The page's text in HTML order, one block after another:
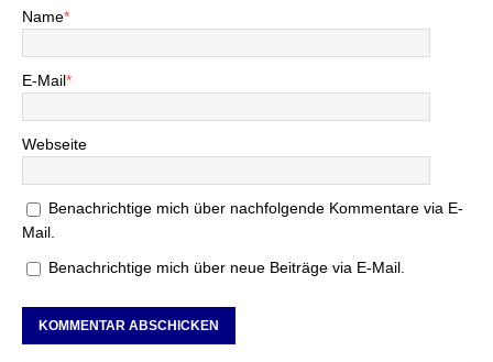
Name*
E-Mail*
Webseite
Benachrichtige mich über nachfolgende Kommentare via E-
Mail.
Benachrichtige mich über neue Beiträge via E-Mail.